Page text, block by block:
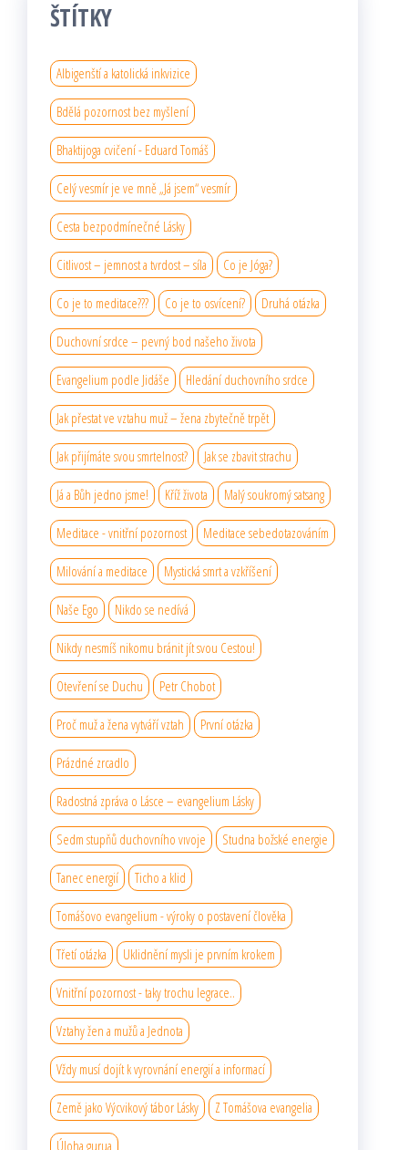
ŠTÍTKY
Albigenští a katolická inkvizice
Bdělá pozornost bez myšlení
Bhaktijoga cvičení - Eduard Tomáš
Celý vesmír je ve mně „Já jsem“ vesmír
Cesta bezpodmínečné Lásky
Citlivost – jemnost a tvrdost – síla Co je Jóga?
Co je to meditace??? Co je to osvícení? Druhá otázka
Duchovní srdce – pevný bod našeho života
Evangelium podle Jidáše Hledání duchovního srdce
Jak přestat ve vztahu muž – žena zbytečně trpět
Jak přijímáte svou smrtelnost? Jak se zbavit strachu
Já a Bůh jedno jsme! Kříž života Malý soukromý satsang
Meditace - vnitřní pozornost Meditace sebedotazováním
Milování a meditace Mystická smrt a vzkříšení
Naše Ego Nikdo se nedívá
Nikdy nesmíš nikomu bránit jít svou Cestou!
Otevření se Duchu Petr Chobot
Proč muž a žena vytváří vztah První otázka
Prázdné zrcadlo
Radostná zpráva o Lásce – evangelium Lásky
Sedm stupňů duchovního vıvoje Studna božské energie
Tanec energií Ticho a klid
Tomášovo evangelium - výroky o postavení člověka
Třetí otázka Uklidnění mysli je prvním krokem
Vnitřní pozornost - taky trochu legrace..
Vztahy žen a mužů a Jednota
Vždy musí dojít k vyrovnání energií a informací
Země jako Výcvikový tábor Lásky Z Tomášova evangelia
Úloha gurua